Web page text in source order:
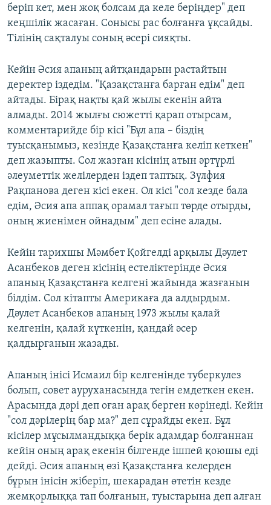
беріп кет, мен жоқ болсам да келе беріңдер" деп
кеңшілік жасаған. Сонысы рас болғанға ұқсайды.
Тілінің сақталуы соның әсері сияқты.
Кейін Әсия апаның айтқандарын растайтын
деректер іздедім. "Қазақстанға барған едім" деп
айтады. Бірақ нақты қай жылы екенін айта
алмады. 2014 жылғы сюжетті қарап отырсам,
комментарийде бір кісі "Бұл апа – біздің
туысқанымыз, кезінде Қазақстанға келіп кеткен"
деп жазыпты. Сол жазған кісінің атын әртүрлі
әлеуметтік желілерден іздеп таптық. Зүлфия
Рақпанова деген кісі екен. Ол кісі "сол кезде бала
едім, Әсия апа аппақ орамал тағып төрде отырды,
оның жиенімен ойнадым" деп есіне алады.
Кейін тарихшы Мәмбет Қойгелді арқылы Дәулет
Асанбеков деген кісінің естеліктерінде Әсия
апаның Қазақстанға келгені жайында жазғанын
білдім. Сол кітапты Америкаға да алдырдым.
Дәулет Асанбеков апаның 1973 жылы қалай
келгенін, қалай күткенін, қандай әсер
қалдырғанын жазады.
Апаның інісі Исмаил бір келгенінде туберкулез
болып, совет ауруханасында тегін емдеткен екен.
Арасында дәрі деп оған арақ берген көрінеді. Кейін
"сол дәрілерің бар ма?" деп сұрайды екен. Бұл
кісілер мұсылмандыққа берік адамдар болғаннан
кейін оның арақ екенін білгенде ішпей қоюшы еді
дейді. Әсия апаның өзі Қазақстанға келерден
бұрын інісін жіберіп, шекарадан өтетін кезде
жемқорлыққа тап болғанын, туыстарына деп алған